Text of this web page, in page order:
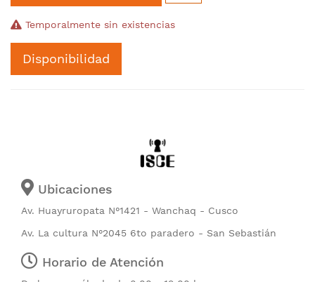
Temporalmente sin existencias
Disponibilidad
Ubicaciones
Av. Huayruropata N°1421 - Wanchaq - Cusco
Av. La cultura N°2045 6to paradero - San Sebastián
Horario de Atención